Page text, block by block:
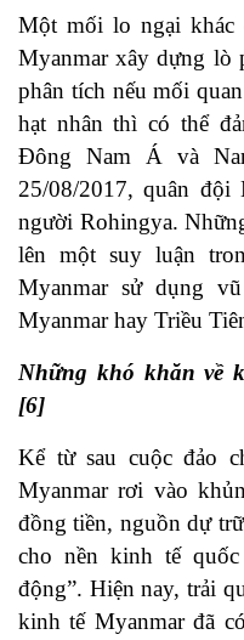
Một mối lo ngại khác
Myanmar xây dựng lò
phân tích nếu mối
hạt nhân thì có thể
Đông Nam Á và
25/08/2017, quân đội
người Rohingya.
lên một suy luận
Myanmar sử dụng
Myanmar hay Triều
Những khó khăn về
[6]
Kể từ sau cuộc đảo
Myanmar rơi vào
đồng tiền, nguồn dự
cho nền kinh tế
động”. Hiện nay, trải
kinh tế Myanmar đã